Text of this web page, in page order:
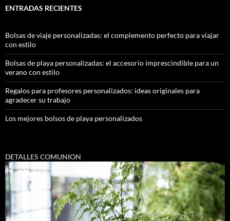
ENTRADAS RECIENTES
Bolsas de viaje personalizadas: el complemento perfecto para viajar
con estilo
Bolsas de playa personalizadas: el accesorio imprescindible para un
verano con estilo
Regalos para profesores personalizados: ideas originales para
agradecer su trabajo
Los mejores bolsos de playa personalizados
DETALLES COMUNION